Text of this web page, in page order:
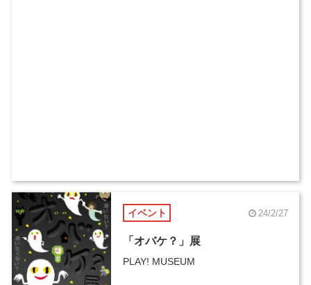
イベント 24/2/27
「オバケ？」展
PLAY! MUSEUM